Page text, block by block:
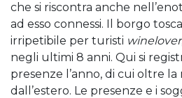
che si riscontra anche
ad esso connessi. Il borgo
irripetibile per turisti winelover
negli ultimi 8 anni. Qui si
presenze l’anno, di cui oltre
dall’estero. Le presenze e i